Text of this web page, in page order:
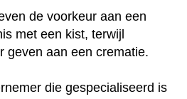
de voorkeur aan een
met een kist, terwijl
geven aan een crematie.
die gespecialiseerd is